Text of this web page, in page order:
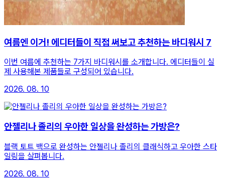
여름엔 이거! 에디터들이 직접 써보고 추천하는 바디워시 7
이번 여름에 추천하는 7가지 바디워시를 소개합니다. 에디터들이 실
제 사용해본 제품들로 구성되어 있습니다.
2026. 08. 10
안젤리나 졸리의 우아한 일상을 완성하는 가방은?
블랙 토트 백으로 완성하는 안젤리나 졸리의 클래식하고 우아한 스타
일링을 살펴봅니다.
2026. 08. 10